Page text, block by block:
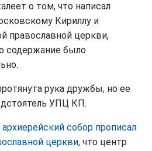
о том, что написал
Кириллу и
православной церкви,
содержание было
рука дружбы, но ее
УПЦ КП.
архиерейский собор прописал
церкви, что центр